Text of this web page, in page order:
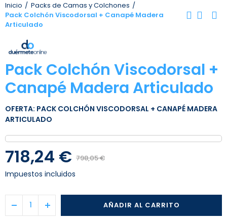
Inicio
Packs de Camas y Colchones
Pack Colchón Viscodorsal + Canapé Madera
Articulado
Pack Colchón Viscodorsal +
Canapé Madera Articulado
OFERTA: PACK COLCHÓN VISCODORSAL + CANAPÉ MADERA
ARTICULADO
718,24 € 798,05 €
Impuestos incluidos
AÑADIR AL CARRITO